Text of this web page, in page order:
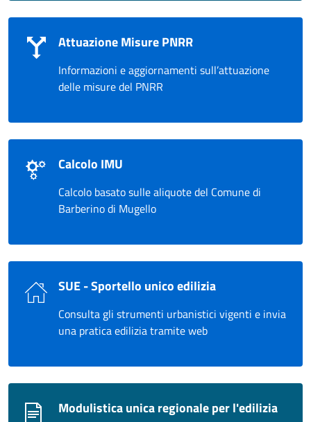
Attuazione Misure PNRR
Informazioni e aggiornamenti sull’attuazione
delle misure del PNRR
Calcolo IMU
Calcolo basato sulle aliquote del Comune di
Barberino di Mugello
SUE - Sportello unico edilizia
Consulta gli strumenti urbanistici vigenti e invia
una pratica edilizia tramite web
Modulistica unica regionale per l'edilizia